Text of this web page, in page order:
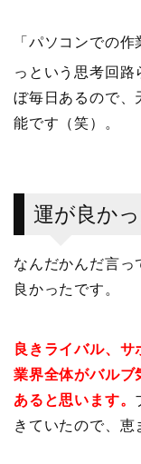
「パソコンでの
っという思考回路
ぼ毎日あるので、
能です（笑）。
運が良か
なんだかんだ言っ
良かったです。
良きライバル、サ
業界全体がバルブ
あると思います。
きていたので、恵